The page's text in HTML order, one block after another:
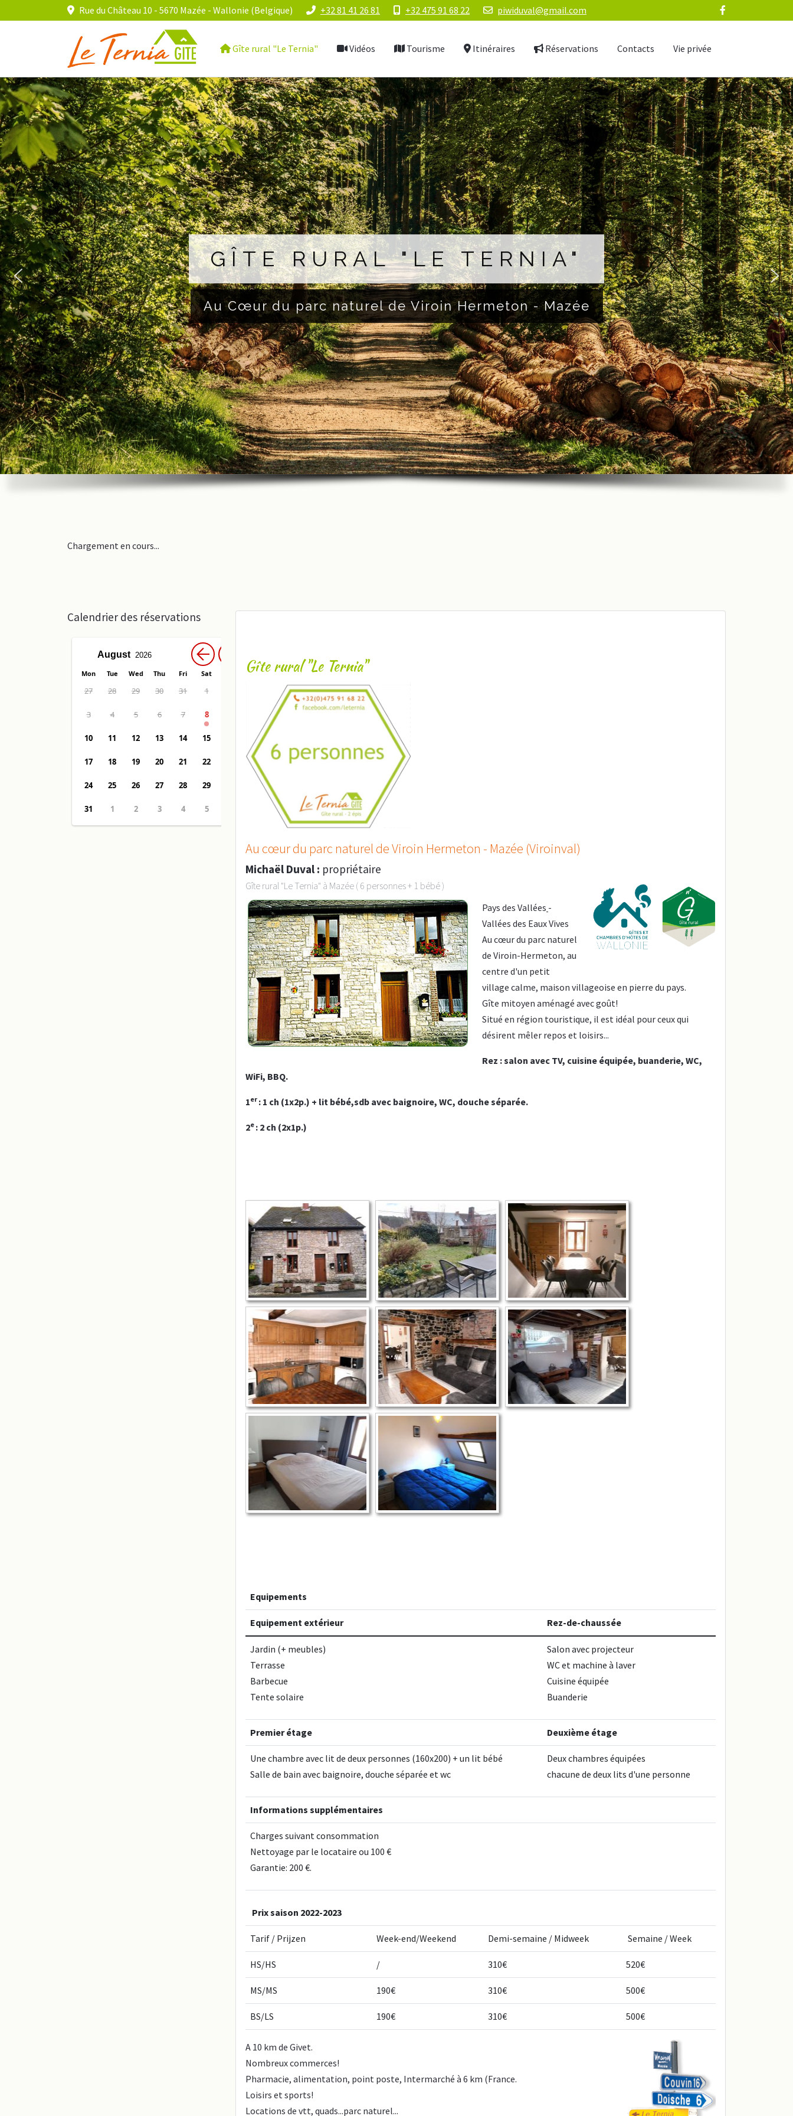
Rue du Château 10 - 5670 Mazée - Wallonie (Belgique) +32 81 41 26 81 +32 475 91 68 22 piwiduval@gmail.com
Gîte rural "Le Ternia" Vidéos Tourisme Itinéraires Réservations Contacts Vie privée
GÎTE RURAL "LE TERNIA"
Au Cœur du parc naturel de Viroin Hermeton - Mazée
Chargement en cours...
Calendrier des réservations
Gîte rural "Le Ternia"
Au cœur du parc naturel de Viroin Hermeton - Mazée (Viroinval)
Michaël Duval : propriétaire
Gîte rural "Le Ternia" à Mazée ( 6 personnes + 1 bébé )
Pays des Vallées -
Vallées des Eaux Vives
Au cœur du parc naturel
de Viroin-Hermeton, au
centre d'un petit
village calme, maison villageoise en pierre du pays.
Gîte mitoyen aménagé avec goût!
Situé en région touristique, il est idéal pour ceux qui
désirent mêler repos et loisirs...
Rez : salon avec TV, cuisine équipée, buanderie, WC,
WiFi, BBQ.
1er : 1 ch (1x2p.) + lit bébé,sdb avec baignoire, WC, douche séparée.
2e : 2 ch (2x1p.)
Equipements
Equipement extérieur Rez-de-chaussée
Jardin (+ meubles)
Terrasse
Barbecue
Tente solaire
Salon avec projecteur
WC et machine à laver
Cuisine équipée
Buanderie
Premier étage Deuxième étage
Une chambre avec lit de deux personnes (160x200) + un lit bébé
Salle de bain avec baignoire, douche séparée et wc
Deux chambres équipées
chacune de deux lits d'une personne
Informations supplémentaires
Charges suivant consommation
Nettoyage par le locataire ou 100 €
Garantie: 200 €.
Prix saison 2022-2023
Tarif / Prijzen Week-end/Weekend Demi-semaine / Midweek Semaine / Week
HS/HS / 310€ 520€
MS/MS 190€ 310€ 500€
BS/LS 190€ 310€ 500€
A 10 km de Givet.
Nombreux commerces!
Pharmacie, alimentation, point poste, Intermarché à 6 km (France.
Loisirs et sports!
Locations de vtt, quads...parc naturel...